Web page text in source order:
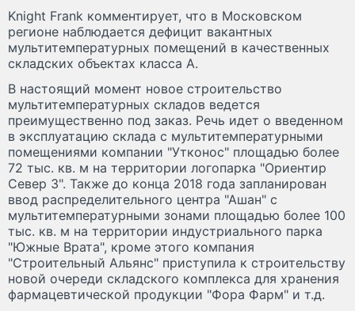
Knight Frank комментирует, что в Московском
регионе наблюдается дефицит вакантных
мультитемпературных помещений в качественных
складских объектах класса А.
В настоящий момент новое строительство
мультитемпературных складов ведется
преимущественно под заказ. Речь идет о введенном
в эксплуатацию склада с мультитемпературными
помещениями компании "Утконос" площадью более
72 тыс. кв. м на территории логопарка "Ориентир
Север 3". Также до конца 2018 года запланирован
ввод распределительного центра "Ашан" с
мультитемпературными зонами площадью более 100
тыс. кв. м на территории индустриального парка
"Южные Врата", кроме этого компания
"Строительный Альянс" приступила к строительству
новой очереди складского комплекса для хранения
фармацевтической продукции "Фора Фарм" и т.д.